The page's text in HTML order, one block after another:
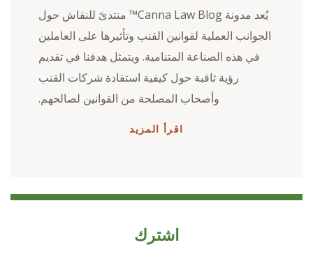
يُعد مدونة Canna Law Blog™ منتدىً للنقاش حول
الجوانب العملية لقوانين القنب وتأثيرها على العاملين
في هذه الصناعة المتنامية. ويتمثل هدفنا في تقديم
رؤية ثاقبة حول كيفية استفادة شركات القنب
وأصحاب المصلحة من القوانين لصالحهم.
اقرأ المزيد
اشترك